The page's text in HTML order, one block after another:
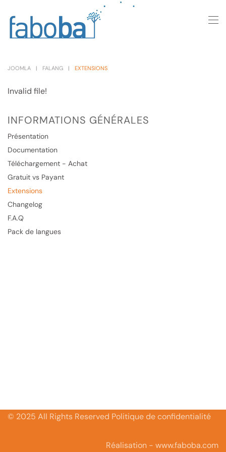
Skip to main content
JOOMLA FALANG EXTENSIONS
Invalid file!
INFORMATIONS GÉNÉRALES
Présentation
Documentation
Téléchargement - Achat
Gratuit vs Payant
Extensions
Changelog
F.A.Q
Pack de langues
© 2025 All Rights Reserved Politique de confidentialité
Réalisation - www.faboba.com